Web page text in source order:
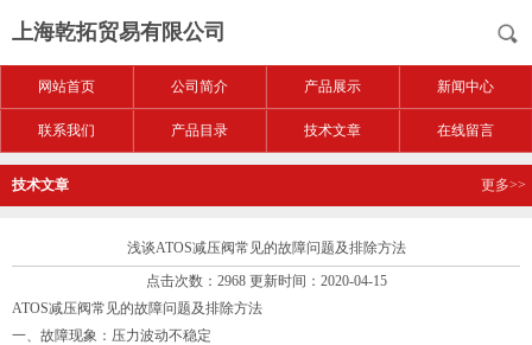
上海乾拓贸易有限公司
网站首页 公司简介 产品展示 新闻中心
联系我们 产品目录 技术文章 在线留言
技术文章 更多>>
浅谈ATOS减压阀常见的故障问题及排除方法
点击次数：2968 更新时间：2020-04-15
ATOS减压阀常见的故障问题及排除方法
一、故障现象：压力波动不稳定